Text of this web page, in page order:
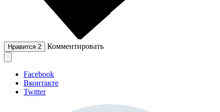
Нравится 2 Комментировать
Facebook
Вконтакте
Twitter